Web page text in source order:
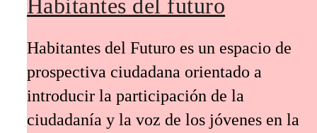
Habitantes del futuro
Habitantes del Futuro es un espacio de
prospectiva ciudadana orientado a
introducir la participación de la
ciudadanía y la voz de los jóvenes en la